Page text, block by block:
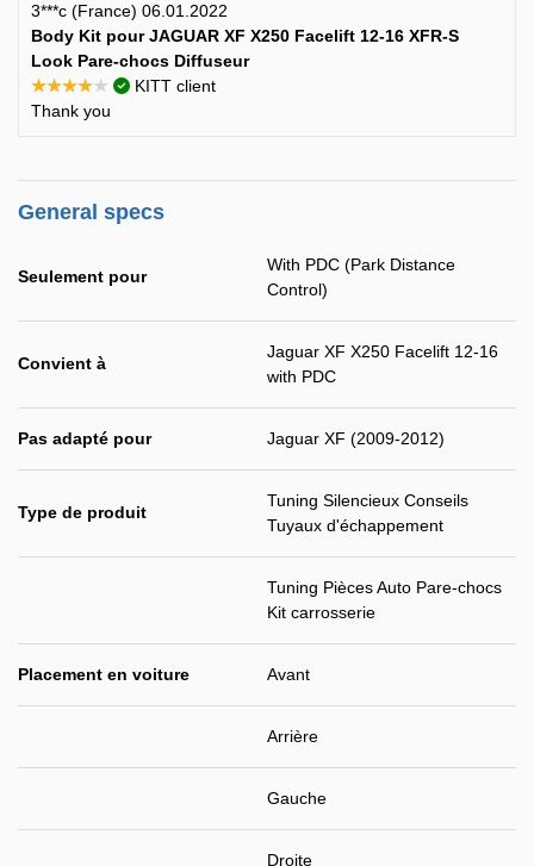
3***c (France) 06.01.2022
Body Kit pour JAGUAR XF X250 Facelift 12-16 XFR-S
Look Pare-chocs Diffuseur
★★★★★
KITT client
Thank you
General specs
Seulement pour
With PDC (Park Distance
Control)
Convient à
Jaguar XF X250 Facelift 12-16
with PDC
Pas adapté pour Jaguar XF (2009-2012)
Type de produit
Tuning Silencieux Conseils
Tuyaux d'échappement
Tuning Pièces Auto Pare-chocs
Kit carrosserie
Placement en voiture Avant
Arrière
Gauche
Droite